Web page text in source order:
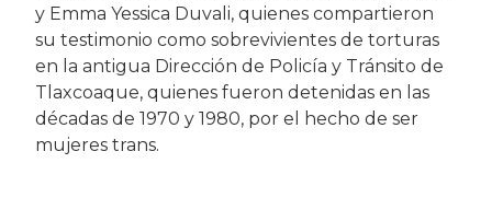
y Emma Yessica Duvali, quienes compartieron
su testimonio como sobrevivientes de torturas
en la antigua Dirección de Policía y Tránsito de
Tlaxcoaque, quienes fueron detenidas en las
décadas de 1970 y 1980, por el hecho de ser
mujeres trans.